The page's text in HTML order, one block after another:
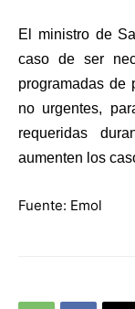
El ministro de
caso de ser
programadas de
no urgentes,
requeridas
aumenten los
Fuente: Emol